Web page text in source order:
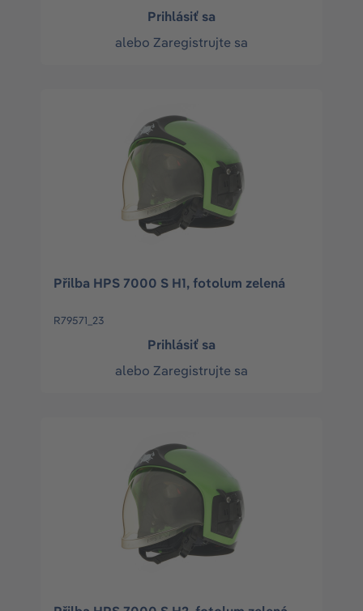
Prihlásiť sa
alebo Zaregistrujte sa
Přilba HPS 7000 S H1, fotolum zelená
R79571_23
Prihlásiť sa
alebo Zaregistrujte sa